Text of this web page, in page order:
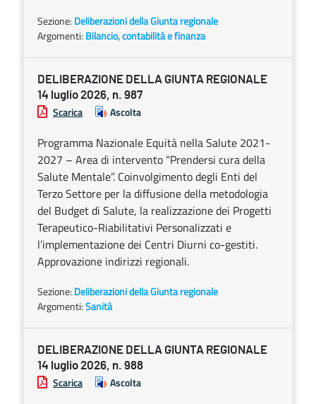
Sezione: Deliberazioni della Giunta regionale
Argomenti: Bilancio, contabilità e finanza
DELIBERAZIONE DELLA GIUNTA REGIONALE
14 luglio 2026, n. 987
Scarica Ascolta
Programma Nazionale Equità nella Salute 2021-
2027 – Area di intervento “Prendersi cura della
Salute Mentale”. Coinvolgimento degli Enti del
Terzo Settore per la diffusione della metodologia
del Budget di Salute, la realizzazione dei Progetti
Terapeutico-Riabilitativi Personalizzati e
l’implementazione dei Centri Diurni co-gestiti.
Approvazione indirizzi regionali.
Sezione: Deliberazioni della Giunta regionale
Argomenti:Sanità
DELIBERAZIONE DELLA GIUNTA REGIONALE
14 luglio 2026, n. 988
Scarica Ascolta